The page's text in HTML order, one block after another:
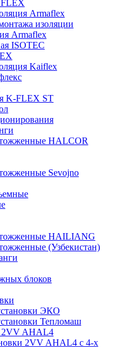
Armaflex
изоляции
Armaflex
ISOTEC
Kaiflex
K-FLEX ST
HALCOR
Sevojno
HAILIANG
(Узбекистан)
блоков
ЭКО
Тепломаш
2VV AHAL4
2VV AHAL4 с 4-х